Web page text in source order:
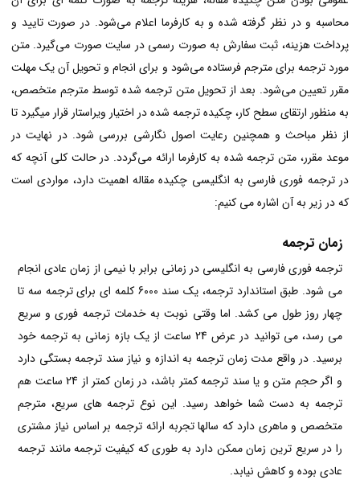
محاسبه و در نظر گرفته شده و به کارفرما اعلام می‌شود. در صورت تایید و
پرداخت هزینه، ثبت سفارش به صورت رسمی در سایت صورت می‌گیرد. متن
مورد ترجمه برای مترجم فرستاده می‌شود و برای انجام و تحویل آن یک مهلت
مقرر تعیین می‌شود. بعد از تحویل متن ترجمه شده توسط مترجم متخصص،
به منظور ارتقای سطح کار، چکیده ترجمه شده در اختیار ویراستار قرار میگیرد تا
از نظر مباحث و همچنین رعایت اصول نگارشی بررسی شود. در نهایت در
موعد مقرر، متن ترجمه شده به کارفرما ارائه می‌گردد. در حالت کلی آنچه که
در ترجمه فوری فارسی به انگلیسی چکیده مقاله اهمیت دارد، مواردی است
که در زیر به آن اشاره می کنیم:
زمان ترجمه
ترجمه فوری فارسی به انگلیسی در زمانی برابر با نیمی از زمان عادی انجام
می شود. طبق استاندارد ترجمه، یک سند 6000 کلمه ای برای ترجمه سه تا
چهار روز طول می کشد. اما وقتی نوبت به خدمات ترجمه فوری و سریع
می رسد، می توانید در عرض 24 ساعت از یک بازه زمانی به ترجمه خود
برسید. در واقع مدت زمان ترجمه به اندازه و نیاز سند ترجمه بستگی دارد
و اگر حجم متن و یا سند ترجمه کمتر باشد، در زمان کمتر از 24 ساعت هم
ترجمه به دست شما خواهد رسید. این نوع ترجمه های سریع، مترجم
متخصص و ماهری دارد که سالها تجربه ارائه ترجمه بر اساس نیاز مشتری
را در سریع ترین زمان ممکن دارد به طوری که کیفیت ترجمه مانند ترجمه
عادی بوده و کاهش نیابد.